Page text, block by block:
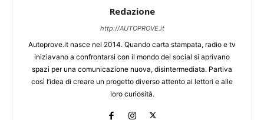
Redazione
http://AUTOPROVE.it
Autoprove.it nasce nel 2014. Quando carta stampata, radio e tv
iniziavano a confrontarsi con il mondo dei social si aprivano
spazi per una comunicazione nuova, disintermediata. Partiva
così l’idea di creare un progetto diverso attento ai lettori e alle
loro curiosità.